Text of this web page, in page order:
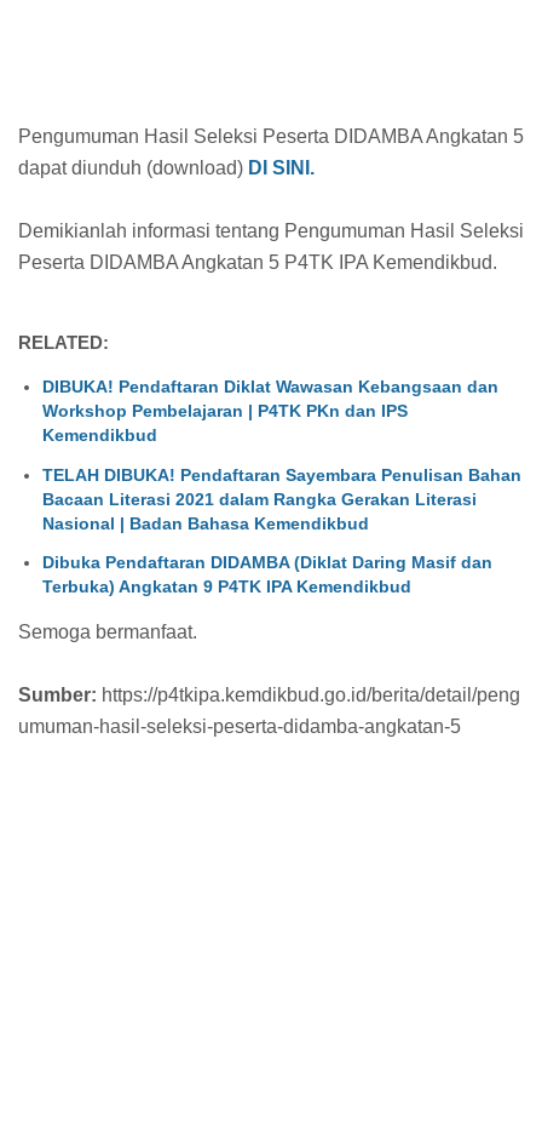
Pengumuman Hasil Seleksi Peserta DIDAMBA Angkatan 5
dapat diunduh (download) DI SINI.
Demikianlah informasi tentang Pengumuman Hasil Seleksi
Peserta DIDAMBA Angkatan 5 P4TK IPA Kemendikbud.
RELATED:
DIBUKA! Pendaftaran Diklat Wawasan Kebangsaan dan
Workshop Pembelajaran | P4TK PKn dan IPS
Kemendikbud
TELAH DIBUKA! Pendaftaran Sayembara Penulisan Bahan
Bacaan Literasi 2021 dalam Rangka Gerakan Literasi
Nasional | Badan Bahasa Kemendikbud
Dibuka Pendaftaran DIDAMBA (Diklat Daring Masif dan
Terbuka) Angkatan 9 P4TK IPA Kemendikbud
Semoga bermanfaat.
Sumber: https://p4tkipa.kemdikbud.go.id/berita/detail/peng
umuman-hasil-seleksi-peserta-didamba-angkatan-5